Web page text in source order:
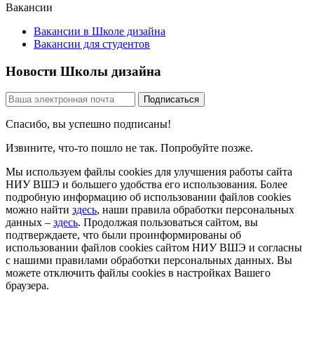
Вакансии
Вакансии в Школе дизайна
Вакансии для студентов
Новости Школы дизайна
Спасибо, вы успешно подписаны!
Извините, что-то пошло не так. Попробуйте позже.
Мы используем файлы cookies для улучшения работы сайта
НИУ ВШЭ и большего удобства его использования. Более
подробную информацию об использовании файлов cookies
можно найти здесь, наши правила обработки персональных
данных – здесь. Продолжая пользоваться сайтом, вы
подтверждаете, что были проинформированы об
использовании файлов cookies сайтом НИУ ВШЭ и согласны
с нашими правилами обработки персональных данных. Вы
можете отключить файлы cookies в настройках Вашего
браузера.